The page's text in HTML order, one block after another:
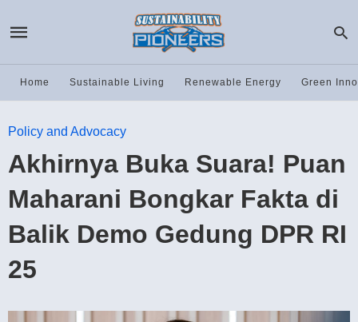
Home Sustainable Living Renewable Energy Green
Policy and Advocacy
Akhirnya Buka Suara! Puan
Maharani Bongkar Fakta di
Balik Demo Gedung DPR RI
25